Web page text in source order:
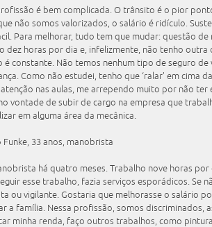
é bem complicada. O trânsito é o pior
não somos valorizados, o salário é ridículo.
Para melhorar, tudo tem que mudar: questão
dez horas por dia e, infelizmente, não tenho
é constante. Não temos nenhum tipo de seguro de
Como não estudei, tenho que ‘ralar’ em cima
nas aulas, me arrependo muito por não
vontade de subir de cargo na empresa que
em alguma área da mecânica.
Funke, 33 anos, manobrista
há quatro meses. Trabalho nove horas
esse trabalho, fazia serviços esporádicos. Se
ou vigilante. Gostaria que melhorasse o salário
a família. Nessa profissão, somos discriminados,
minha renda, faço outros trabalhos, como